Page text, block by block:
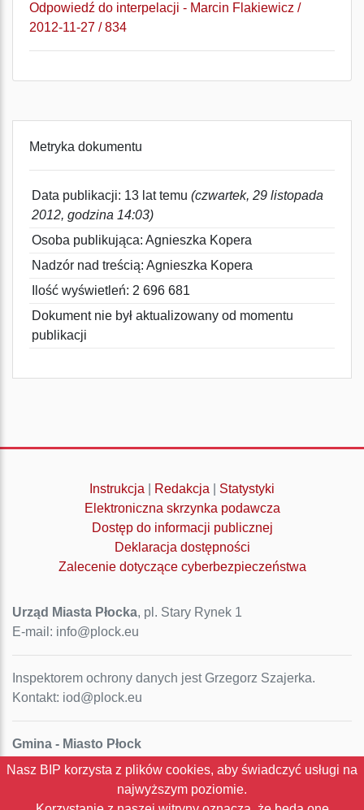
Odpowiedź do interpelacji - Marcin Flakiewicz /
2012-11-27 / 834
Metryka dokumentu
Data publikacji: 13 lat temu (czwartek, 29 listopada
2012, godzina 14:03)
Osoba publikująca: Agnieszka Kopera
Nadzór nad treścią: Agnieszka Kopera
Ilość wyświetleń: 2 696 681
Dokument nie był aktualizowany od momentu
publikacji
Instrukcja Redakcja
Statystyki
Elektroniczna skrzynka podawcza
Dostęp do informacji publicznej
Deklaracja dostępności
Zalecenie dotyczące cyberbezpieczeństwa
Urząd Miasta Płocka, pl. Stary Rynek 1
E-mail: info@plock.eu
Inspektorem ochrony danych jest Grzegorz Szajerka.
Kontakt: iod@plock.eu
Gmina - Miasto Płock
Pl. Stary Rynek 1
NIP: 774-31-35-712
Nasz BIP korzysta z plików cookies, aby świadczyć usługi na
najwyższym poziomie.